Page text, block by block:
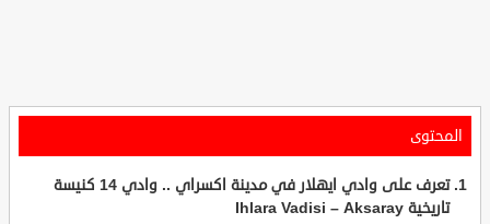
المحتوى
تعرف على وادي ايهلار في مدينة اكسراي .. وادي 14 كنيسة
تاريخية Ihlara Vadisi – Aksaray